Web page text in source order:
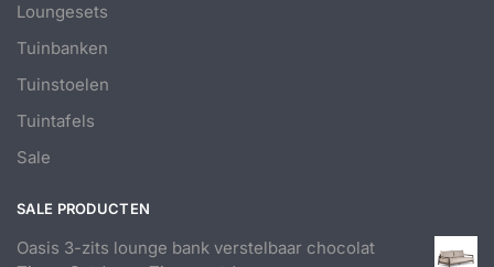
Loungesets
Tuinbanken
Tuinstoelen
Tuintafels
Sale
SALE PRODUCTEN
Oasis 3-zits lounge bank verstelbaar chocolat